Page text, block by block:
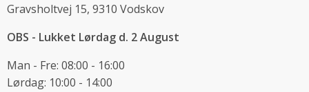
Gravsholtvej 15, 9310 Vodskov
OBS - Lukket Lørdag d. 2 August
Man - Fre: 08:00 - 16:00
Lørdag: 10:00 - 14:00